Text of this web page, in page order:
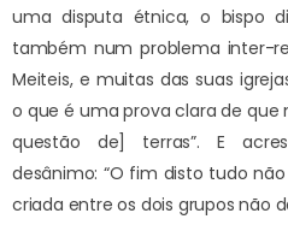
uma disputa étnica, o bispo
também num problema inter-
Meiteis, e muitas das suas
o que é uma prova clara de
questão de] terras”. E
desânimo: “O fim disto tudo
criada entre os dois grupos não